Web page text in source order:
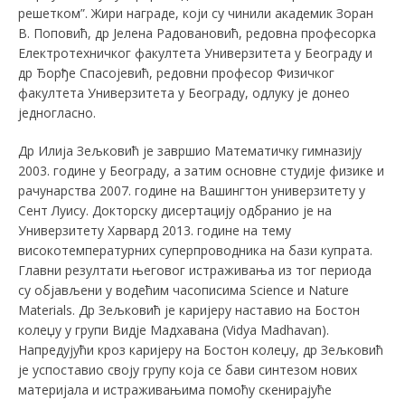
решетком”. Жири награде, који су чинили академик Зоран
В. Поповић, др Јелена Радовановић, редовна професорка
Електротехничког факултета Универзитета у Београду и
др Ђорђе Спасојевић, редовни професор Физичког
факултета Универзитета у Београду, одлуку је донео
једногласно.
Др Илија Зељковић је завршио Математичку гимназију
2003. године у Београду, а затим основне студије физике и
рачунарства 2007. године на Вашингтон универзитету у
Сент Луису. Докторску дисертацију одбранио је на
Универзитету Харвард 2013. године на тему
високотемпературних суперпроводника на бази купрата.
Главни резултати његовог истраживања из тог периода
су објављени у водећим часописима Science и Nature
Materials. Др Зељковић је каријеру наставио на Бостон
колеџу у групи Видје Мадхавана (Vidya Madhavan).
Напредујући кроз каријеру на Бостон колеџу, др Зељковић
је успоставио своју групу која се бави синтезом нових
материјала и истраживањима помоћу скенирајуће